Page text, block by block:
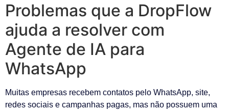
Problemas que a DropFlow
ajuda a resolver com
Agente de IA para
WhatsApp
Muitas empresas recebem contatos pelo WhatsApp, site,
redes sociais e campanhas pagas, mas não possuem uma